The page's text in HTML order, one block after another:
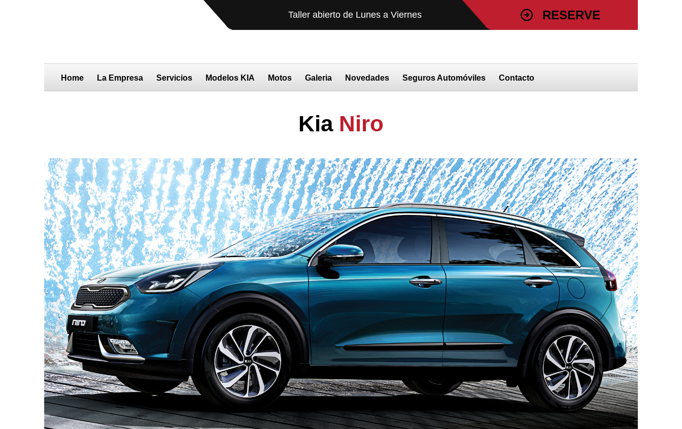
Taller abierto de Lunes a Viernes RESERVE
Home La Empresa Servicios Modelos KIA Motos Galeria Novedades Seguros Automóviles Contacto
Kia Niro